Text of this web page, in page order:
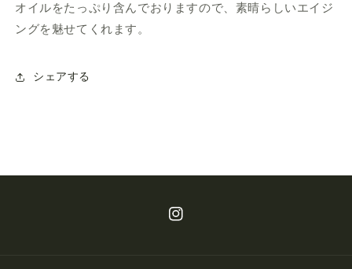
オイルをたっぷり含んでおりますので、素晴らしいエイジ
ングを魅せてくれます。
シェアする
Instagram